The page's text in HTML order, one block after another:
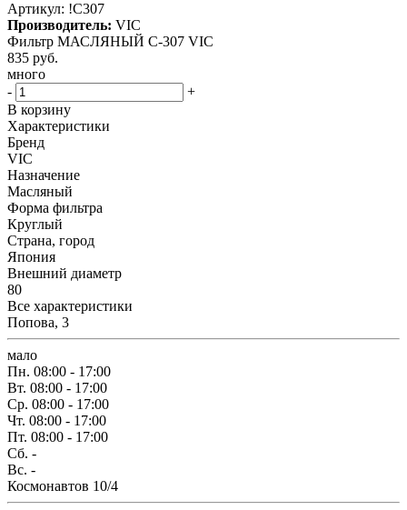
Артикул: !C307
Производитель: VIC
Фильтр МАСЛЯНЫЙ C-307 VIC
835 руб.
много
-
+
В корзину
Характеристики
Бренд
VIC
Назначение
Масляный
Форма фильтра
Круглый
Страна, город
Япония
Внешний диаметр
80
Все характеристики
Попова, 3
мало
Пн. 08:00 - 17:00
Вт. 08:00 - 17:00
Ср. 08:00 - 17:00
Чт. 08:00 - 17:00
Пт. 08:00 - 17:00
Сб. -
Вс. -
Космонавтов 10/4